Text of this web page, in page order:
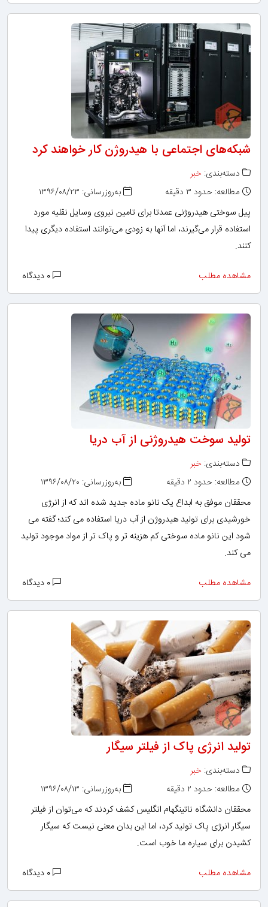
شبکه‌های اجتماعی با هیدروژن کار خواهند کرد
دسته‌بندی: خبر
مطالعه: حدود ۳ دقیقه
به‌روزرسانی: ۱۳۹۶/۰۸/۲۳
پیل سوختی هیدروژنی عمدتا برای تامین نیروی وسایل نقلیه مورد
استفاده قرار می‌گیرند، اما آنها به زودی می‌توانند استفاده دیگری پیدا
کنند.
مشاهده مطلب
تولید سوخت هیدروژنی از آب دریا
دسته‌بندی: خبر
مطالعه: حدود ۲ دقیقه
به‌روزرسانی: ۱۳۹۶/۰۸/۲۰
محققان موفق به ابداع یک نانو ماده جدید شده اند که از انرژی
خورشیدی برای تولید هیدروژن از آب دریا استفاده می کند؛ گفته می
شود این نانو ماده سوختی کم هزینه تر و پاک تر از مواد موجود تولید
می کند.
مشاهده مطلب
تولید انرژی پاک از فیلتر سیگار
دسته‌بندی: خبر
مطالعه: حدود ۲ دقیقه
به‌روزرسانی: ۱۳۹۶/۰۸/۱۳
محققان دانشگاه ناتینگهام انگلیس کشف کردند که می‌توان از فیلتر
سیگار انرژی پاک تولید کرد، اما این بدان معنی نیست که سیگار
کشیدن برای سیاره ما خوب است.
مشاهده مطلب